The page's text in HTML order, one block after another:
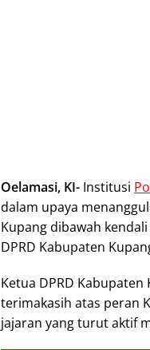
Oelamasi, KI- Institusi
dalam upaya
Kupang dibawah
DPRD Kabupaten
Ketua DPRD
terimakasih atas peran
jajaran yang turut aktif